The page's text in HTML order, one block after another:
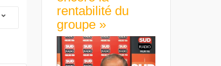
Euro numérique : la BCE
avance avec un frein à main !
rentabilité du
groupe »